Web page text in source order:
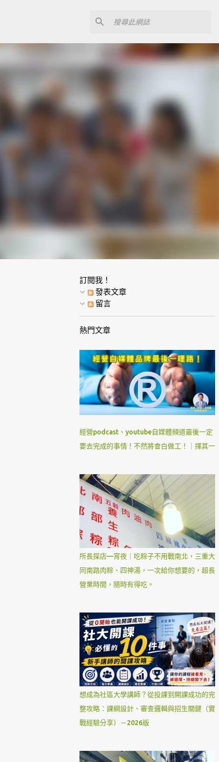
訂閱我！
發表文章
留言
熱門文章
經營podcast、youtube自媒體頻道最後一定
要去完成的事情！不然將會白做工！｜擇其一
所長探店—宵夜｜吃粽子不用戰南北，三重大
同南路肉粽、四神湯，一次給你想要的，超長
營業時間，隨時有得吃。
想成為社區大學講師？從投課到開課成功的完
整攻略：課綱設計、審查邏輯與招生關鍵（實
戰經驗分享）－2026版